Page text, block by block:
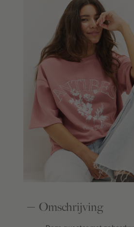
Omschrijving